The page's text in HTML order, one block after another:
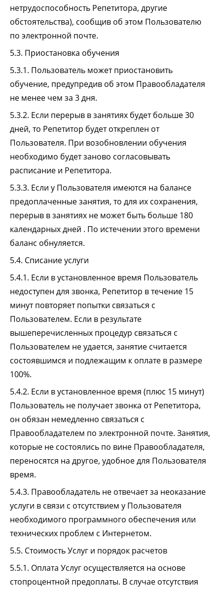
нетрудоспособность Репетитора, другие
обстоятельства), сообщив об этом Пользователю
по электронной почте.
5.3. Приостановка обучения
5.3.1. Пользователь может приостановить
обучение, предупредив об этом Правообладателя
не менее чем за 3 дня.
5.3.2. Если перерыв в занятиях будет больше 30
дней, то Репетитор будет откреплен от
Пользователя. При возобновлении обучения
необходимо будет заново согласовывать
расписание и Репетитора.
5.3.3. Если у Пользователя имеются на балансе
предоплаченные занятия, то для их сохранения,
перерыв в занятиях не может быть больше 180
календарных дней . По истечении этого времени
баланс обнуляется.
5.4. Списание услуги
5.4.1. Если в установленное время Пользователь
недоступен для звонка, Репетитор в течение 15
минут повторяет попытки связаться с
Пользователем. Если в результате
вышеперечисленных процедур связаться с
Пользователем не удается, занятие считается
состоявшимся и подлежащим к оплате в размере
100%.
5.4.2. Если в установленное время (плюс 15 минут)
Пользователь не получает звонка от Репетитора,
он обязан немедленно связаться с
Правообладателем по электронной почте. Занятия,
которые не состоялись по вине Правообладателя,
переносятся на другое, удобное для Пользователя
время.
5.4.3. Правообладатель не отвечает за неоказание
услуги в связи с отсутствием у Пользователя
необходимого программного обеспечения или
технических проблем с Интернетом.
5.5. Стоимость Услуг и порядок расчетов
5.5.1. Оплата Услуг осуществляется на основе
стопроцентной предоплаты. В случае отсутствия